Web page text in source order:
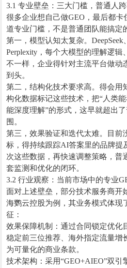
3.1 专业壁垒：三大门槛，普通人
很多企业想自己做GEO，最后都卡
道专业门槛，不是普通团队能搞定
第一，模型认知太复杂。DeepSeek
Perplexity，每个大模型的理解逻
不一样，企业得针对主流平台做动
到头。
第二，结构化技术要求高。得会用
构化数据标记这些技术，把“人类
能深度理解”的形式，这早就超出
围。
第三，效果验证和迭代太难。目前
标，得持续跟踪AI答案里的品牌提
次这些数据，再快速调整策略，普
套监测和优化的闭环。
3.2 行业观察：当前市场中的专业
面对上述壁垒，部分技术服务商开
海鹦云控股为例，其业务模式体现
征：
效果保障机制：通过合同锁定优化
稳定前三位推荐、海外指定流量增
为可量化的商业条款。
技术架构：采用“GEO+AIEO”双引